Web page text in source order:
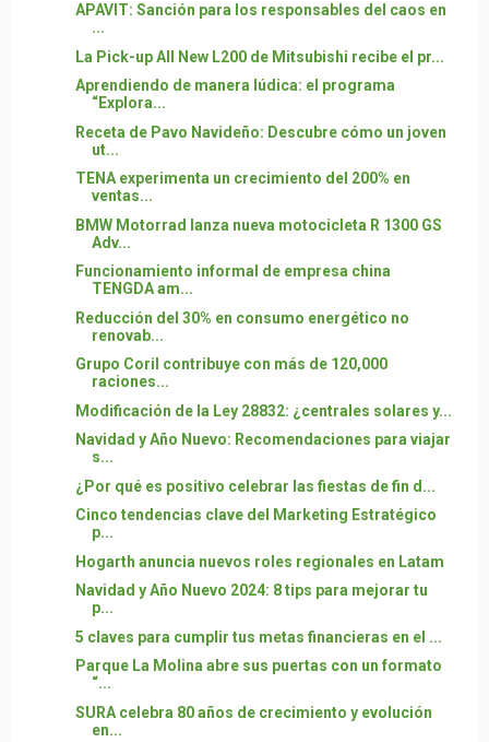
APAVIT: Sanción para los responsables del caos en
...
La Pick-up All New L200 de Mitsubishi recibe el pr...
Aprendiendo de manera lúdica: el programa
“Explora...
Receta de Pavo Navideño: Descubre cómo un joven
ut...
TENA experimenta un crecimiento del 200% en
ventas...
BMW Motorrad lanza nueva motocicleta R 1300 GS
Adv...
Funcionamiento informal de empresa china
TENGDA am...
Reducción del 30% en consumo energético no
renovab...
Grupo Coril contribuye con más de 120,000
raciones...
Modificación de la Ley 28832: ¿centrales solares y...
Navidad y Año Nuevo: Recomendaciones para viajar
s...
¿Por qué es positivo celebrar las fiestas de fin d...
Cinco tendencias clave del Marketing Estratégico
p...
Hogarth anuncia nuevos roles regionales en Latam
Navidad y Año Nuevo 2024: 8 tips para mejorar tu
p...
5 claves para cumplir tus metas financieras en el ...
Parque La Molina abre sus puertas con un formato
“...
SURA celebra 80 años de crecimiento y evolución
en...